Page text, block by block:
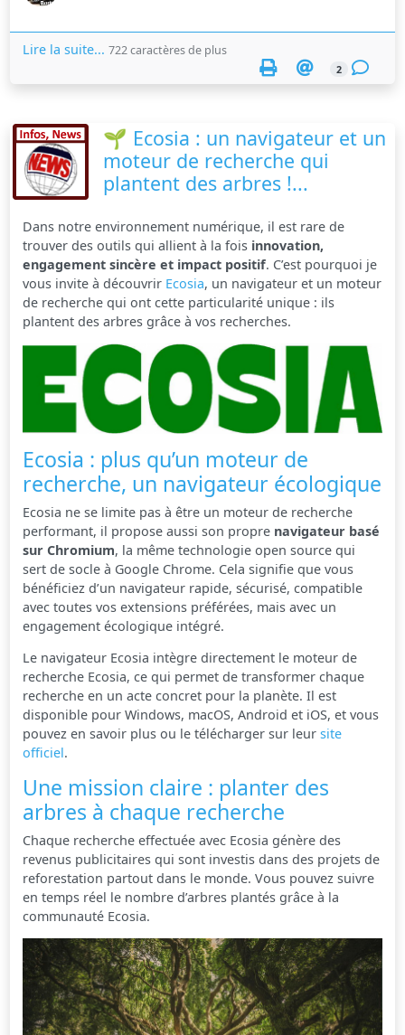
Lire la suite... 722 caractères de plus
2
🌱 Ecosia : un navigateur et un
moteur de recherche qui
plantent des arbres !...
Dans notre environnement numérique, il est rare de
trouver des outils qui allient à la fois innovation,
engagement sincère et impact positif. C’est pourquoi je
vous invite à découvrir Ecosia, un navigateur et un moteur
de recherche qui ont cette particularité unique : ils
plantent des arbres grâce à vos recherches.
Ecosia : plus qu’un moteur de
recherche, un navigateur écologique
Ecosia ne se limite pas à être un moteur de recherche
performant, il propose aussi son propre navigateur basé
sur Chromium, la même technologie open source qui
sert de socle à Google Chrome. Cela signifie que vous
bénéficiez d’un navigateur rapide, sécurisé, compatible
avec toutes vos extensions préférées, mais avec un
engagement écologique intégré.
Le navigateur Ecosia intègre directement le moteur de
recherche Ecosia, ce qui permet de transformer chaque
recherche en un acte concret pour la planète. Il est
disponible pour Windows, macOS, Android et iOS, et vous
pouvez en savoir plus ou le télécharger sur leursite
officiel.
Une mission claire : planter des
arbres à chaque recherche
Chaque recherche effectuée avec Ecosia génère des
revenus publicitaires qui sont investis dans des projets de
reforestation partout dans le monde. Vous pouvez suivre
en temps réel le nombre d’arbres plantés grâce à la
communauté Ecosia.